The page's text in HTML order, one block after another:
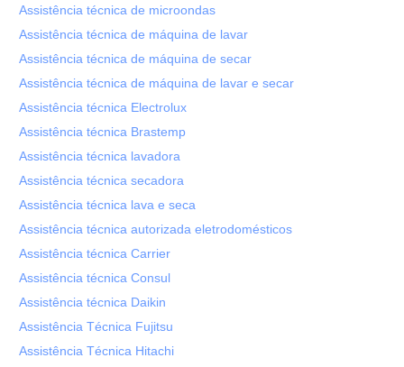
Assistência técnica de microondas
Assistência técnica de máquina de lavar
Assistência técnica de máquina de secar
Assistência técnica de máquina de lavar e secar
Assistência técnica Electrolux
Assistência técnica Brastemp
Assistência técnica lavadora
Assistência técnica secadora
Assistência técnica lava e seca
Assistência técnica autorizada eletrodomésticos
Assistência técnica Carrier
Assistência técnica Consul
Assistência técnica Daikin
Assistência Técnica Fujitsu
Assistência Técnica Hitachi